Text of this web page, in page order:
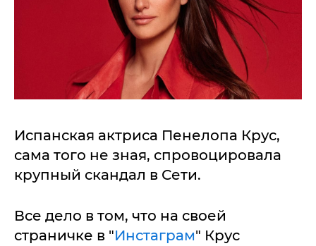
Испанская актриса Пенелопа Крус,
сама того не зная, спровоцировала
крупный скандал в Сети.
Все дело в том, что на своей
страничке в "Инстаграм" Крус